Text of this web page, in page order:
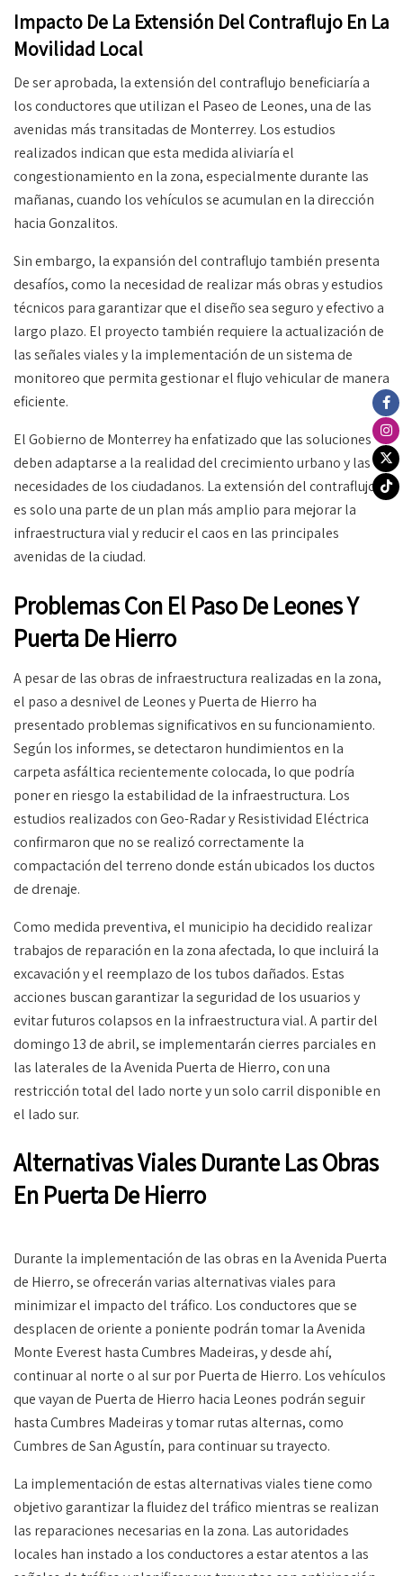
Impacto De La Extensión Del Contraflujo En La
Movilidad Local
De ser aprobada, la extensión del contraflujo beneficiaría a
los conductores que utilizan el Paseo de Leones, una de las
avenidas más transitadas de Monterrey. Los estudios
realizados indican que esta medida aliviaría el
congestionamiento en la zona, especialmente durante las
mañanas, cuando los vehículos se acumulan en la dirección
hacia Gonzalitos.
Sin embargo, la expansión del contraflujo también presenta
desafíos, como la necesidad de realizar más obras y estudios
técnicos para garantizar que el diseño sea seguro y efectivo a
largo plazo. El proyecto también requiere la actualización de
las señales viales y la implementación de un sistema de
monitoreo que permita gestionar el flujo vehicular de manera
eficiente.
El Gobierno de Monterrey ha enfatizado que las soluciones
deben adaptarse a la realidad del crecimiento urbano y las
necesidades de los ciudadanos. La extensión del contraflujo
es solo una parte de un plan más amplio para mejorar la
infraestructura vial y reducir el caos en las principales
avenidas de la ciudad.
Problemas Con El Paso De Leones Y
Puerta De Hierro
A pesar de las obras de infraestructura realizadas en la zona,
el paso a desnivel de Leones y Puerta de Hierro ha
presentado problemas significativos en su funcionamiento.
Según los informes, se detectaron hundimientos en la
carpeta asfáltica recientemente colocada, lo que podría
poner en riesgo la estabilidad de la infraestructura. Los
estudios realizados con Geo-Radar y Resistividad Eléctrica
confirmaron que no se realizó correctamente la
compactación del terreno donde están ubicados los ductos
de drenaje.
Como medida preventiva, el municipio ha decidido realizar
trabajos de reparación en la zona afectada, lo que incluirá la
excavación y el reemplazo de los tubos dañados. Estas
acciones buscan garantizar la seguridad de los usuarios y
evitar futuros colapsos en la infraestructura vial. A partir del
domingo 13 de abril, se implementarán cierres parciales en
las laterales de la Avenida Puerta de Hierro, con una
restricción total del lado norte y un solo carril disponible en
el lado sur.
Alternativas Viales Durante Las Obras
En Puerta De Hierro
Durante la implementación de las obras en la Avenida Puerta
de Hierro, se ofrecerán varias alternativas viales para
minimizar el impacto del tráfico. Los conductores que se
desplacen de oriente a poniente podrán tomar la Avenida
Monte Everest hasta Cumbres Madeiras, y desde ahí,
continuar al norte o al sur por Puerta de Hierro. Los vehículos
que vayan de Puerta de Hierro hacia Leones podrán seguir
hasta Cumbres Madeiras y tomar rutas alternas, como
Cumbres de San Agustín, para continuar su trayecto.
La implementación de estas alternativas viales tiene como
objetivo garantizar la fluidez del tráfico mientras se realizan
las reparaciones necesarias en la zona. Las autoridades
locales han instado a los conductores a estar atentos a las